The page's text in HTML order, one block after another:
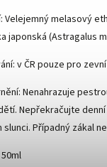
Velejemný melasový
japonská (Astragalus
v ČR pouze pro
Nenahrazuje
Nepřekračujte
Případný zákal